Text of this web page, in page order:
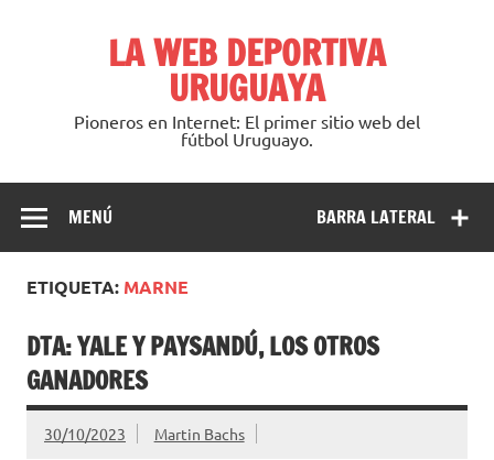
LA WEB DEPORTIVA
URUGUAYA
Pioneros en Internet: El primer sitio web del
fútbol Uruguayo.
BARRA LATERAL
MENÚ
ETIQUETA: MARNE
DTA: YALE Y PAYSANDÚ, LOS OTROS
GANADORES
30/10/2023 Martin Bachs